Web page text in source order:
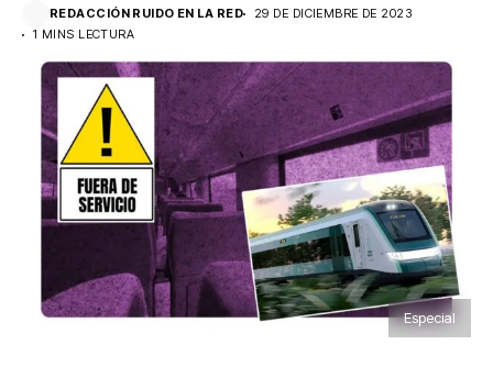
REDACCIÓN RUIDO EN LA RED
29 DE DICIEMBRE DE 2023
1 MINS LECTURA
Especial